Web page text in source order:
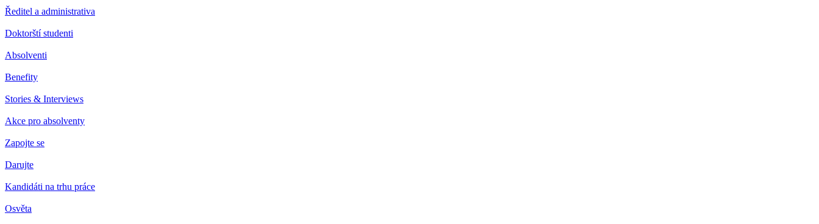
Ředitel a administrativa
Doktorští studenti
Absolventi
Benefity
Stories & Interviews
Akce pro absolventy
Zapojte se
Darujte
Kandidáti na trhu práce
Osvěta